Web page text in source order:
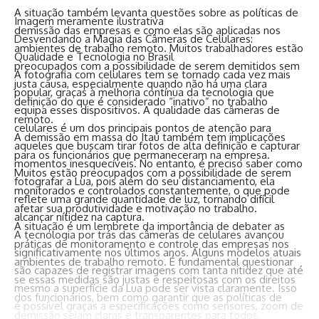
A situação também levanta questões sobre as políticas de
demissão das empresas e como elas são aplicadas nos
ambientes de trabalho remoto. Muitos trabalhadores estão
preocupados com a possibilidade de serem demitidos sem
justa causa, especialmente quando não há uma clara
definição do que é considerado “inativo” no trabalho
remoto.
A demissão em massa do Itaú também tem implicações
para os funcionários que permaneceram na empresa.
Muitos estão preocupados com a possibilidade de serem
monitorados e controlados constantemente, o que pode
afetar sua produtividade e motivação no trabalho.
A situação é um lembrete da importância de debater as
práticas de monitoramento e controle das empresas nos
ambientes de trabalho remoto. É fundamental questionar
se essas medidas são justas e respeitosas com os direitos
dos funcionários, bem como garantir que as políticas de
demissão sejam claras e transparentes para todos.
Imagem meramente ilustrativa
Desvendando a Magia das Câmeras de Celulares:
Qualidade e Tecnologia no Brasil
A fotografia com celulares tem se tornado cada vez mais
popular, graças à melhoria contínua da tecnologia que
equipa esses dispositivos. A qualidade das câmeras de
celulares é um dos principais pontos de atenção para
aqueles que buscam tirar fotos de alta definição e capturar
momentos inesquecíveis. No entanto, é preciso saber como
fotografar a Lua, pois além do seu distanciamento, ela
reflete uma grande quantidade de luz, tornando difícil
alcançar nítidez na captura.
A tecnologia por trás das câmeras de celulares avançou
significativamente nos últimos anos. Alguns modelos atuais
são capazes de registrar imagens com tanta nitidez que até
mesmo a superfície da Lua pode ser vista claramente. Isso
é possível graças a especificações como sensores, zoom de